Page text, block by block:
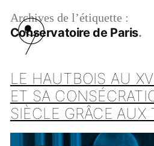
Archives de l’étiquette :
Conservatoire de Paris
LE HAUTBOIS AU
ET SA
SIÈCLE GRÂCE AUX